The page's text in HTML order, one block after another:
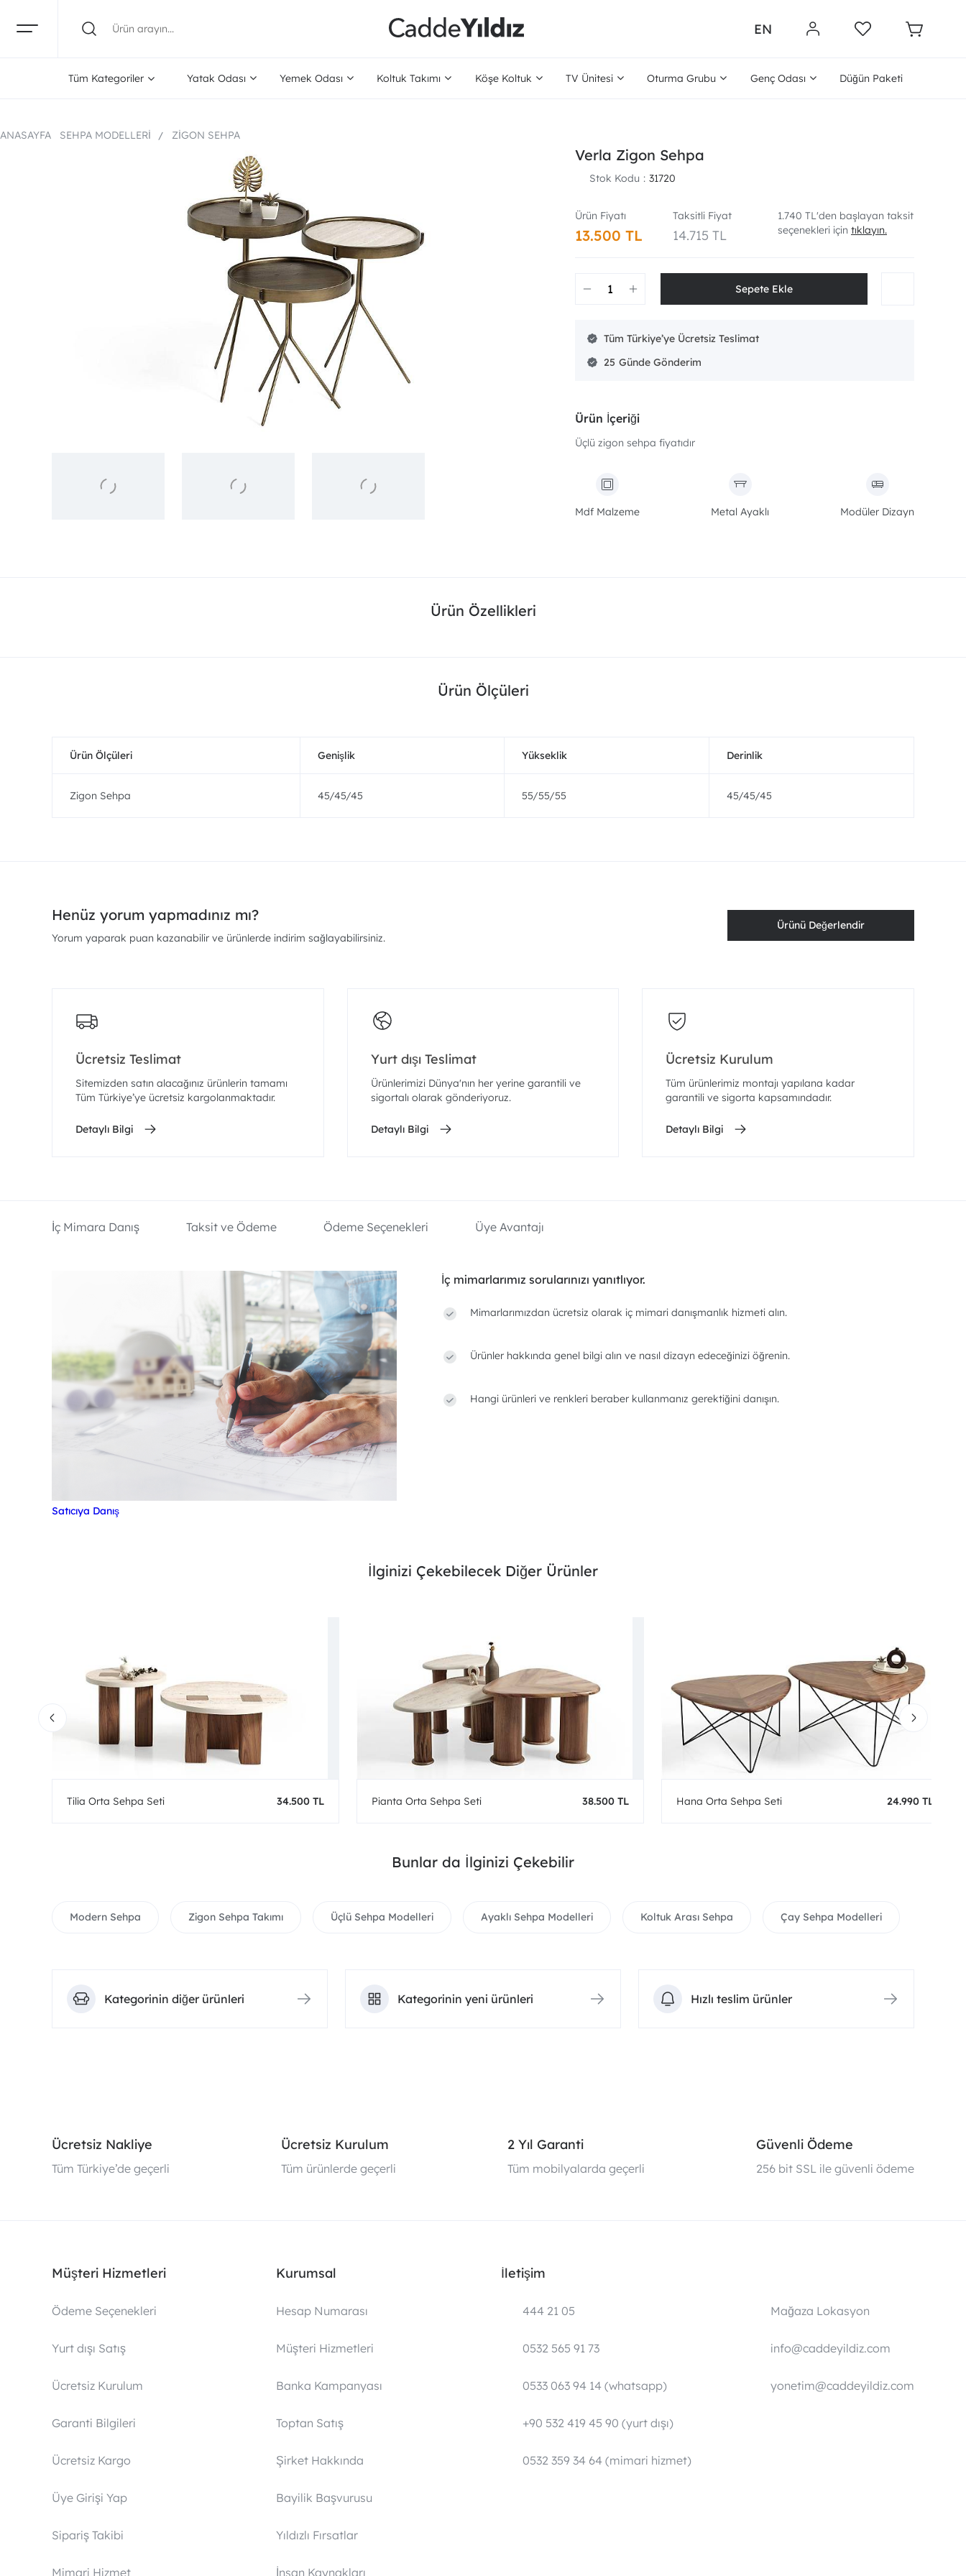
EN
Tüm Kategoriler Yatak Odası Yemek Odası Koltuk Takımı Köşe Koltuk TV Ünitesi Oturma Grubu Genç Odası Düğün Paketi
ANASAYFA SEHPA MODELLERI ZIGON SEHPA
Verla Zigon Sehpa
Stok Kodu 31720
13.500 TL
Taksitli Fiyat
14.715 TL
1.740 TL'den başlayan taksit
seçenekleri için tıklayın.
25
Tüm Türkiye’ye Ücretsiz Teslimat
Ürün İçeriği
Üçlü zigon sehpa fiyatıdır
Mdf Malzeme Metal Ayaklı Modüler Dizayn
Ürün Özellikleri
Ürün Ölçüleri
Ürün Ölçüleri Genişlik Yükseklik Derinlik
Zigon Sehpa 45/45/45 55/55/55 45/45/45
Henüz yorum yapmadınız mı?
Yorum yaparak puan kazanabilir ve ürünlerde indirim sağlayabilirsiniz.
Ürünü Değerlendir
Ücretsiz Teslimat
Sitemizden satın alacağınız ürünlerin tamamı
Tüm Türkiye’ye ücretsiz kargolanmaktadır.
Detaylı Bilgi
Yurt dışı Teslimat
Ürünlerimizi Dünya'nın her yerine garantili ve
sigortalı olarak gönderiyoruz.
Detaylı Bilgi
Ücretsiz Kurulum
Tüm ürünlerimiz montajı yapılana kadar
garantili ve sigorta kapsamındadır.
Detaylı Bilgi
İç Mimara Danış Taksit ve Ödeme Ödeme Seçenekleri Üye Avantajı
İç mimarlarımız sorularınızı yanıtlıyor.
Mimarlarımızdan ücretsiz olarak iç mimari danışmanlık hizmeti alın.
Ürünler hakkında genel bilgi alın ve nasıl dizayn edeceğinizi öğrenin.
Hangi ürünleri ve renkleri beraber kullanmanız gerektiğini danışın.
Satıcıya Danış
İlginizi Çekebilecek Diğer Ürünler
Tilia Orta Sehpa Seti 34.500 TL Pianta Orta Sehpa Seti 38.500 TL Hana Orta Sehpa Seti 24.990 TL
Bunlar da İlginizi Çekebilir
Modern Sehpa Zigon Sehpa Takımı Üçlü Sehpa Modelleri Ayaklı Sehpa Modelleri Koltuk Arası Sehpa Çay Sehpa Modelleri
Kategorinin diğer ürünleri Kategorinin yeni ürünleri Hızlı teslim ürünler
Ücretsiz Nakliye
Tüm Türkiye’de geçerli
Ücretsiz Kurulum
Tüm ürünlerde geçerli
2 Yıl Garanti
Tüm mobilyalarda geçerli
Güvenli Ödeme
256 bit SSL ile güvenli ödeme
Müşteri Hizmetleri
Ödeme Seçenekleri
Yurt dışı Satış
Ücretsiz Kurulum
Garanti Bilgileri
Ücretsiz Kargo
Üye Girişi Yap
Sipariş Takibi
Mimari Hizmet
Kurumsal
Hesap Numarası
Müşteri Hizmetleri
Banka Kampanyası
Toptan Satış
Şirket Hakkında
Bayilik Başvurusu
Yıldızlı Fırsatlar
İnsan Kaynakları
İletişim
444 21 05
0532 565 91 73
0533 063 94 14 (whatsapp)
+90 532 419 45 90 (yurt dışı)
0532 359 34 64 (mimari hizmet)
Mağaza Lokasyon
info@caddeyildiz.com
yonetim@caddeyildiz.com